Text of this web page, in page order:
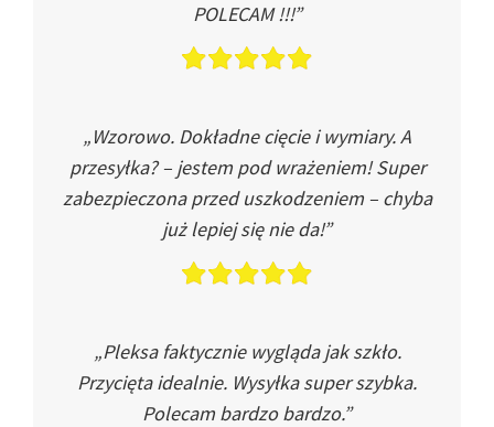
POLECAM !!!”
„Wzorowo. Dokładne cięcie i wymiary. A
przesyłka? – jestem pod wrażeniem! Super
zabezpieczona przed uszkodzeniem – chyba
już lepiej się nie da!”
„Pleksa faktycznie wygląda jak szkło.
Przycięta idealnie. Wysyłka super szybka.
Polecam bardzo bardzo.”